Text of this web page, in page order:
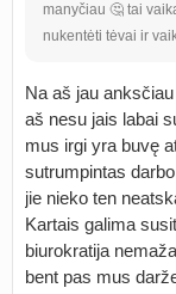
manyčiau 🤔 tai
nukentėti tėvai ir
Na aš jau
aš nesu jais labai
mus irgi yra buvę
sutrumpintas
jie nieko ten
Kartais galima
biurokratija
bent pas mus